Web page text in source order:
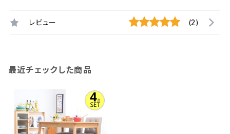
レビュー (2)
最近チェックした商品